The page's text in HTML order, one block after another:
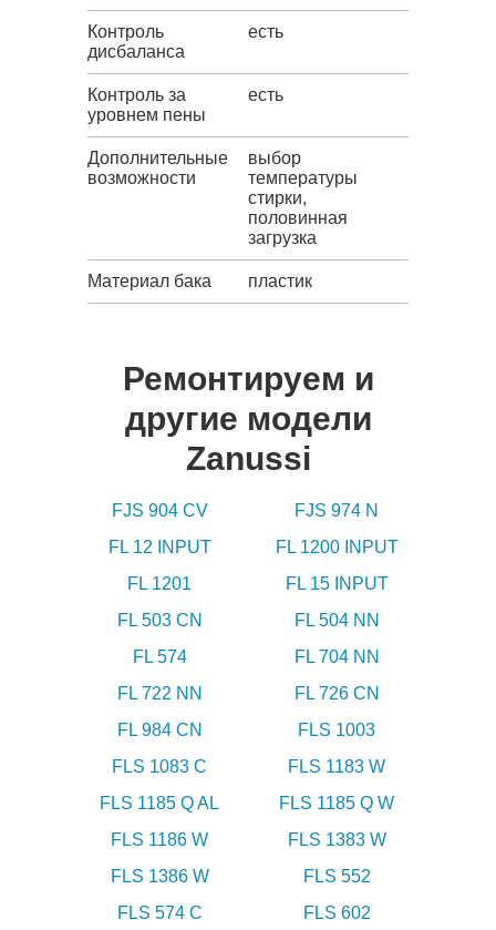
Контроль
дисбаланса
есть
Контроль за
уровнем пены
есть
Дополнительные
возможности
выбор
температуры
стирки,
половинная
загрузка
Материал бака пластик
Ремонтируем и
другие модели
Zanussi
FJS 904 CV
FJS 974 N
FL 12 INPUT
FL 1200 INPUT
FL 1201
FL 15 INPUT
FL 503 CN
FL 504 NN
FL 574
FL 704 NN
FL 722 NN
FL 726 CN
FL 984 CN
FLS 1003
FLS 1083 C
FLS 1183 W
FLS 1185 Q AL
FLS 1185 Q W
FLS 1186 W
FLS 1383 W
FLS 1386 W
FLS 552
FLS 574 C
FLS 602